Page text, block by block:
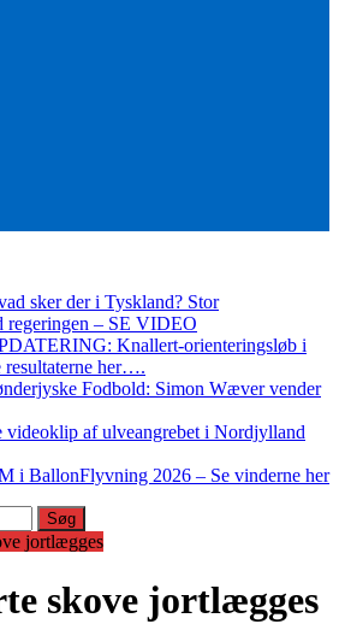
sker der i Tyskland? Stor
regeringen – SE VIDEO
Knallert-orienteringsløb i
resultaterne her….
Fodbold: Simon Wæver vender
videoklip af ulveangrebet i Nordjylland
i BallonFlyvning 2026 – Se vinderne her
jortlægges
skove jortlægges